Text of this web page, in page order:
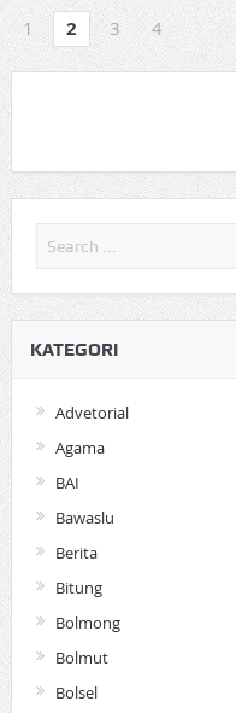
1 2 3 4
KATEGORI
Advetorial
Agama
BAI
Bawaslu
Berita
Bitung
Bolmong
Bolmut
Bolsel